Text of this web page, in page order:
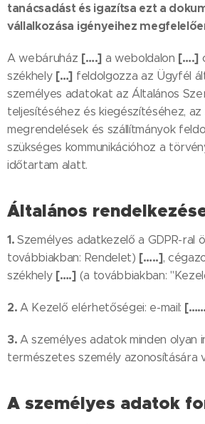
tanácsadást és igazítsa ezt a
vállalkozása igényeihez
A webáruház [….]a weboldalon [….]
székhely […] feldolgozza az Ügyfél
személyes adatokat az Általános
teljesítéséhez és kiegészítéséhez, az
megrendelések és szállítmányok
szükséges kommunikációhoz a
időtartam alatt.
Általános
1.Személyes adatkezelő a GDPR-ral
továbbiakban: Rendelet) […..],
székhely [….](a továbbiakban:
2.A Kezelő elérhetőségei: e-mail:
3.A személyes adatok minden olyan
természetes személy azonosítására
A személyes adatok